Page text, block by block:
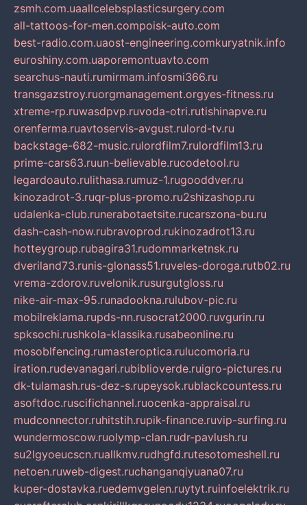
zsmh.com.uaallcelebsplasticsurgery.com
all-tattoos-for-men.compoisk-auto.com
best-radio.com.uaost-engineering.comkuryatnik.info
euroshiny.com.uaporemontuavto.com
searchus-nauti.rumirmam.infosmi366.ru
transgazstroy.ruorgmanagement.orgyes-fitness.ru
xtreme-rp.ruwasdpvp.ruvoda-otri.rutishinapve.ru
orenferma.ruavtoservis-avgust.rulord-tv.ru
backstage-682-music.rulordfilm7.rulordfilm13.ru
prime-cars63.ruun-believable.rucodetool.ru
legardoauto.rulithasa.rumuz-1.rugooddver.ru
kinozadrot-3.ruqr-plus-promo.ru2shizashop.ru
udalenka-club.runerabotaetsite.rucarszona-bu.ru
dash-cash-now.rubravoprod.rukinozadrot13.ru
hotteygroup.rubagira31.rudommarketnsk.ru
dveriland73.runis-glonass51.ruveles-doroga.rutb02.ru
vrema-zdorov.ruvelonik.rusurgutgloss.ru
nike-air-max-95.runadookna.rulubov-pic.ru
mobilreklama.rupds-nn.rusocrat2000.ruvgurin.ru
spksochi.rushkola-klassika.rusabeonline.ru
mosoblfencing.rumasteroptica.rulucomoria.ru
iration.rudevanagari.rubiblioverde.ruigro-pictures.ru
dk-tulamash.rus-dez-s.rupeysok.rublackcountess.ru
asoftdoc.ruscifichannel.ruocenka-appraisal.ru
mudconnector.ruhitstih.rupik-finance.ruvip-surfing.ru
wundermoscow.ruolymp-clan.rudr-pavlush.ru
su2lgyoeucscn.ruallkmv.rudhgfd.rutesotomeshell.ru
netoen.ruweb-digest.ruchanganqiyuana07.ru
kuper-dostavka.ruedemvgelen.ruytyt.ruinfoelektrik.ru